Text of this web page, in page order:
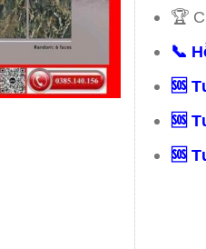
🏆
📞
🆘
🆘
🆘